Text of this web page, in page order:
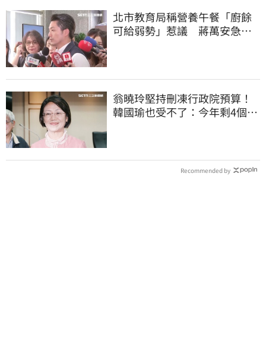
北市教育局稱營養午餐「廚餘
可給弱勢」惹議 蔣萬安急
翁曉玲堅持刪凍行政院預算！
韓國瑜也受不了：今年剩4個月
Recommended by